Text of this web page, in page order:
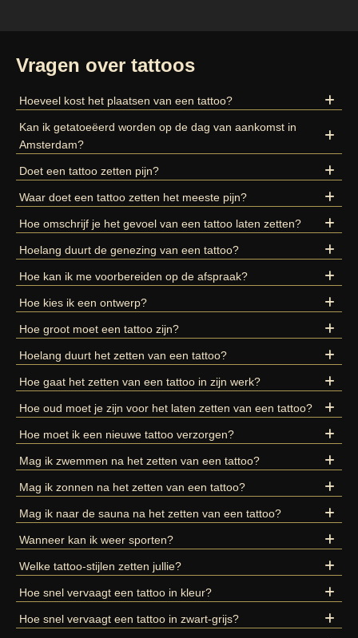
Vragen over tattoos
Hoeveel kost het plaatsen van een tattoo?
Kan ik getatoeëerd worden op de dag van aankomst in
Amsterdam?
Doet een tattoo zetten pijn?
Waar doet een tattoo zetten het meeste pijn?
Hoe omschrijf je het gevoel van een tattoo laten zetten?
Hoelang duurt de genezing van een tattoo?
Hoe kan ik me voorbereiden op de afspraak?
Hoe kies ik een ontwerp?
Hoe groot moet een tattoo zijn?
Hoelang duurt het zetten van een tattoo?
Hoe gaat het zetten van een tattoo in zijn werk?
Hoe oud moet je zijn voor het laten zetten van een tattoo?
Hoe moet ik een nieuwe tattoo verzorgen?
Mag ik zwemmen na het zetten van een tattoo?
Mag ik zonnen na het zetten van een tattoo?
Mag ik naar de sauna na het zetten van een tattoo?
Wanneer kan ik weer sporten?
Welke tattoo-stijlen zetten jullie?
Hoe snel vervaagt een tattoo in kleur?
Hoe snel vervaagt een tattoo in zwart-grijs?